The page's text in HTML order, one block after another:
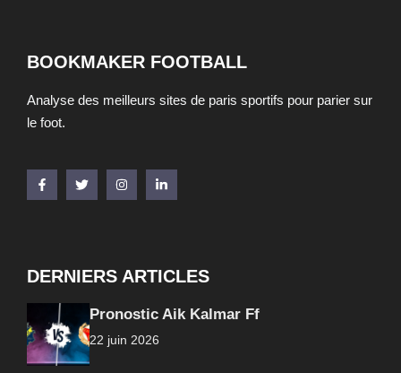
BOOKMAKER FOOTBALL
Analyse des meilleurs sites de paris sportifs pour parier sur
le foot.
DERNIERS ARTICLES
Pronostic Aik Kalmar Ff
22 juin 2026